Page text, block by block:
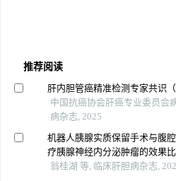
推荐阅读
肝内胆管癌精准检测专家共识（
中国抗癌协会肝癌专业委员会
病杂志, 2025
机器人胰腺实质保留手术与腹
疗胰腺神经内分泌肿瘤的效果
翁桂湖 等, 临床肝胆病杂志,